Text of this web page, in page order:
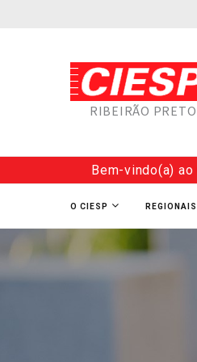
RIBEIRÃO PRETO
Bem-vindo(a) ao
O CIESP REGIONAIS